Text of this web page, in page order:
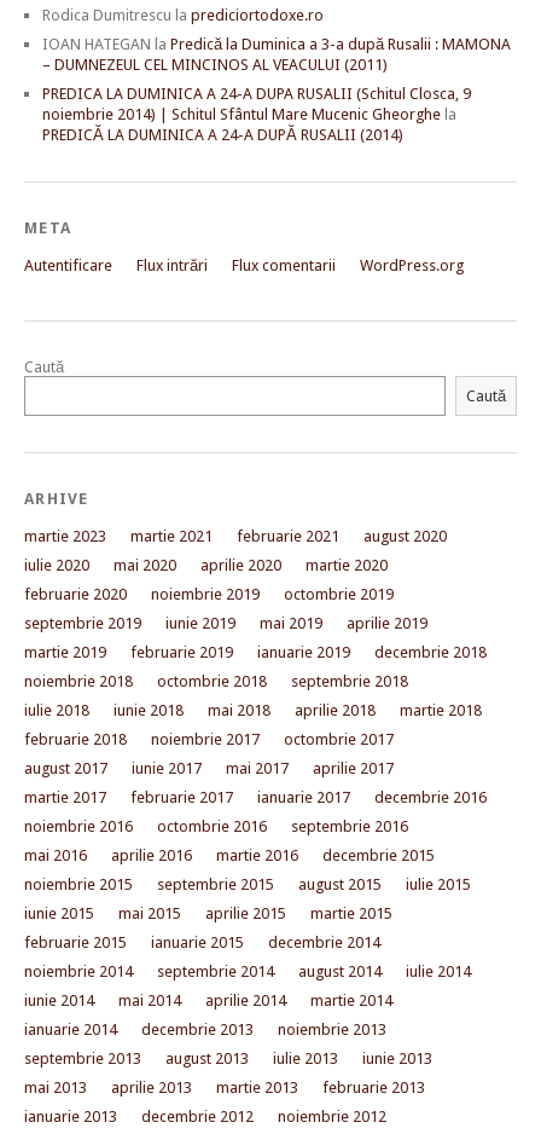
Rodica Dumitrescu la prediciortodoxe.ro
IOAN HATEGAN la Predică la Duminica a 3-a după Rusalii : MAMONA
– DUMNEZEUL CEL MINCINOS AL VEACULUI (2011)
PREDICA LA DUMINICA A 24-A DUPA RUSALII (Schitul Closca, 9
noiembrie 2014) | Schitul Sfântul Mare Mucenic Gheorghe la
PREDICĂ LA DUMINICA A 24-A DUPĂ RUSALII (2014)
META
Autentificare Flux intrări Flux comentarii WordPress.org
Caută
Caută
ARHIVE
martie 2023 martie 2021 februarie 2021
august 2020
iulie 2020
mai 2020 aprilie 2020
martie 2020
februarie 2020
noiembrie 2019
octombrie 2019
septembrie 2019
iunie 2019 mai 2019
aprilie 2019
martie 2019
februarie 2019 ianuarie 2019
decembrie 2018
noiembrie 2018
octombrie 2018
septembrie 2018
iulie 2018
iunie 2018 mai 2018 aprilie 2018
martie 2018
februarie 2018
noiembrie 2017
octombrie 2017
august 2017
iunie 2017 mai 2017
aprilie 2017
martie 2017
februarie 2017 ianuarie 2017
decembrie 2016
noiembrie 2016
octombrie 2016
septembrie 2016
mai 2016
aprilie 2016 martie 2016
decembrie 2015
noiembrie 2015
septembrie 2015 august 2015
iulie 2015
iunie 2015
mai 2015 aprilie 2015
martie 2015
februarie 2015
ianuarie 2015
decembrie 2014
noiembrie 2014
septembrie 2014 august 2014
iulie 2014
iunie 2014
mai 2014 aprilie 2014
martie 2014
ianuarie 2014
decembrie 2013
noiembrie 2013
septembrie 2013
august 2013 iulie 2013
iunie 2013
mai 2013
aprilie 2013 martie 2013
februarie 2013
ianuarie 2013
decembrie 2012 noiembrie 2012